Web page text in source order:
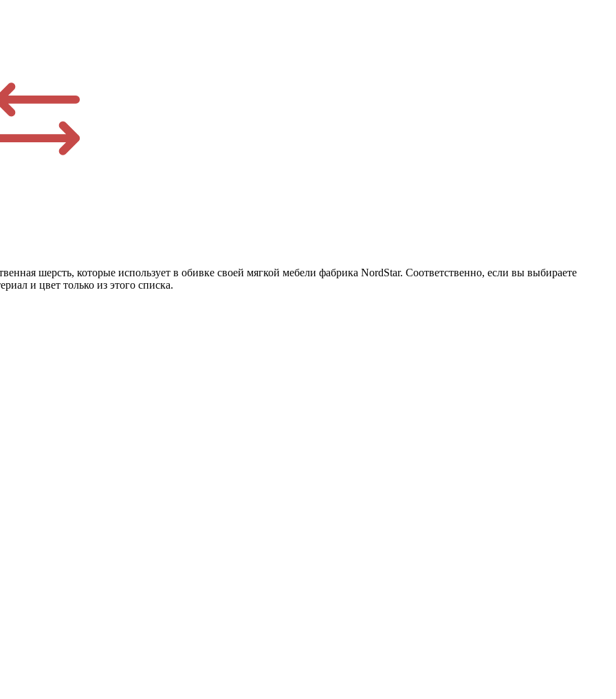
шерсть, которые использует в обивке своей мягкой мебели фабрика NordStar. Соответственно, если вы выбираете
и цвет только из этого списка.